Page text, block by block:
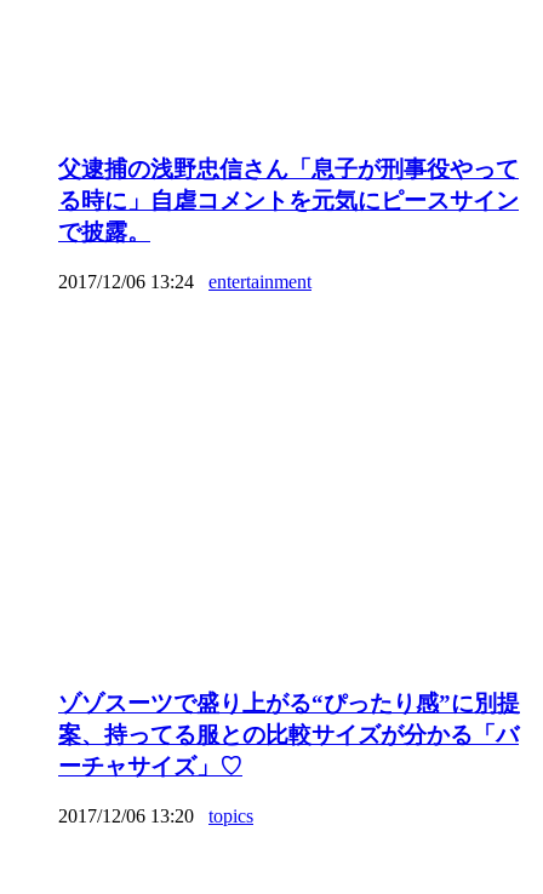
父逮捕の浅野忠信さん「息子が刑事役やって
る時に」自虐コメントを元気にピースサイン
で披露。
2017/12/06 13:24 entertainment
ゾゾスーツで盛り上がる“ぴったり感”に別提
案、持ってる服との比較サイズが分かる「バ
ーチャサイズ」♡
2017/12/06 13:20 topics